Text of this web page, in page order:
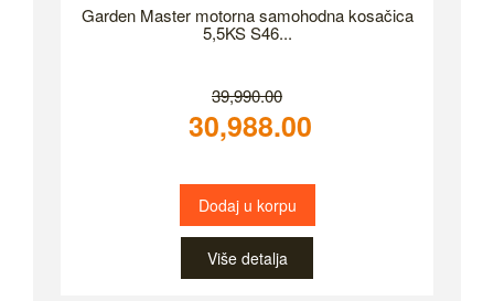
Garden Master motorna samohodna kosačica
5,5KS S46...
39,990.00
30,988.00
Dodaj u korpu
Više detalja